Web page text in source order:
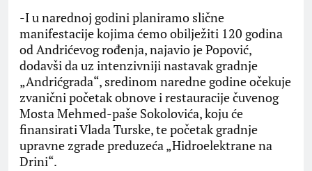
-I u narednoj godini planiramo slične
manifestacije kojima ćemo obilježiti 120 godina
od Andrićevog rođenja, najavio je Popović,
dodavši da uz intenzivniji nastavak gradnje
„Andrićgrada“, sredinom naredne godine očekuje
zvanični početak obnove i restauracije čuvenog
Mosta Mehmed-paše Sokolovića, koju će
finansirati Vlada Turske, te početak gradnje
upravne zgrade preduzeća „Hidroelektrane na
Drini“.